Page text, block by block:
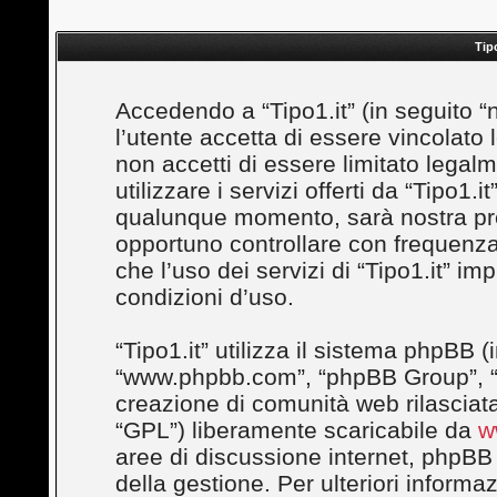
Accedendo a “Tipo1.it” (in seguito
l’utente accetta di essere
non accetti di essere limitato
utilizzare i servizi offerti da
qualunque momento, sarà nostra
opportuno controllare con
che l’uso dei servizi di “Tipo1.it”
condizioni d’uso.
“Tipo1.it” utilizza il sistema phpBB
“www.phpbb.com”, “phpBB
creazione di comunità web
“GPL”) liberamente scaricabile da
aree di discussione internet,
della gestione. Per ulteriori